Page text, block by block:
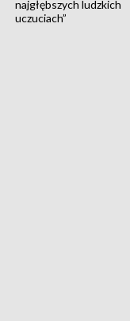
najgłębszych ludzkich
uczuciach”